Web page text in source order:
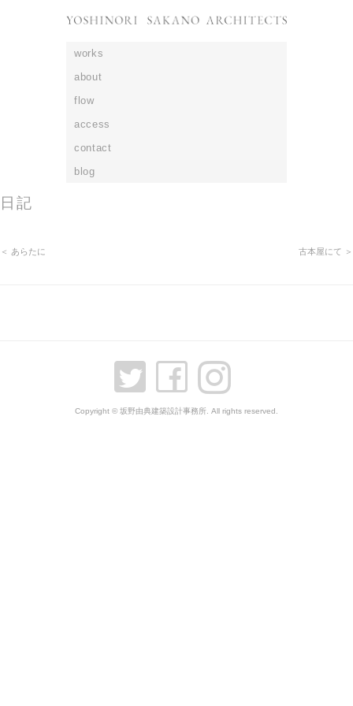
works
about
flow
access
contact
blog
日記
＜ あらたに 古本屋にて ＞
Copyright © 坂野由典建築設計事務所. All rights reserved.